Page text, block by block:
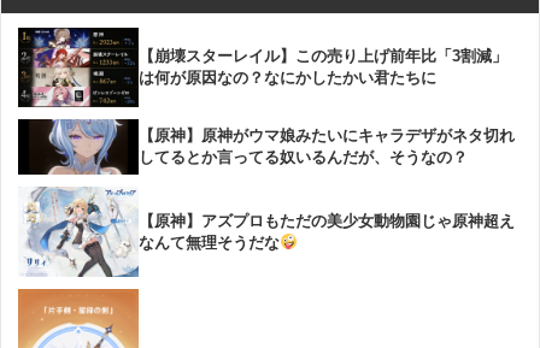
【崩壊スターレイル】この売り上げ前年比「3割減」
は何が原因なの？なにかしたかい君たちに
【原神】原神がウマ娘みたいにキャラデザがネタ切れ
してるとか言ってる奴いるんだが、そうなの？
【原神】アズプロもただの美少女動物園じゃ原神超え
なんて無理そうだな